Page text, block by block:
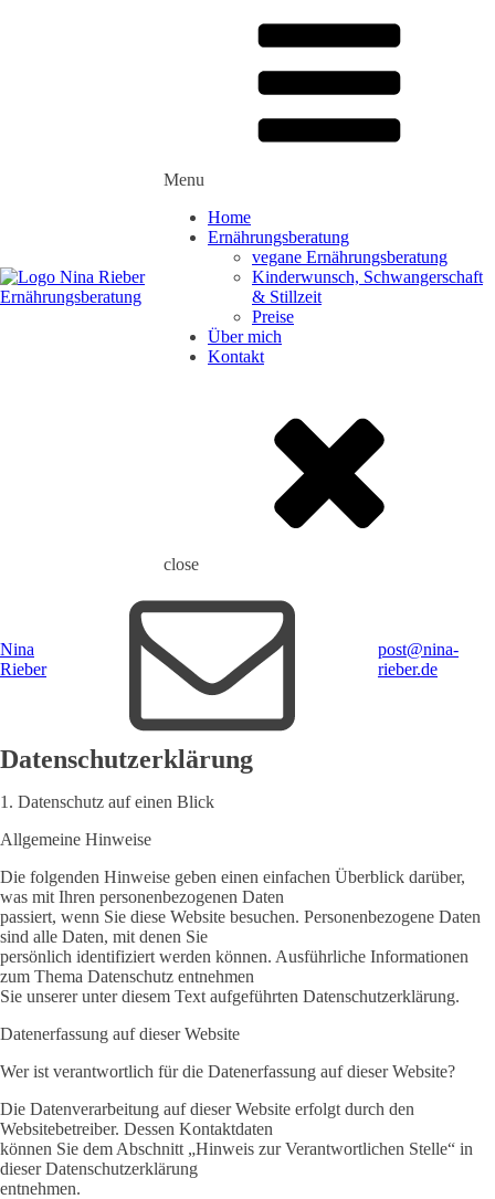
Menu
Home
Ernährungsberatung
vegane Ernährungsberatung
Kinderwunsch, Schwangerschaft
& Stillzeit
Preise
Über mich
Kontakt
close
Nina
Rieber
post@nina-
rieber.de
Datenschutzerklärung
1. Datenschutz auf einen Blick
Allgemeine Hinweise
Die folgenden Hinweise geben einen einfachen Überblick darüber,
was mit Ihren personenbezogenen Daten
passiert, wenn Sie diese Website besuchen. Personenbezogene Daten
sind alle Daten, mit denen Sie
persönlich identifiziert werden können. Ausführliche Informationen
zum Thema Datenschutz entnehmen
Sie unserer unter diesem Text aufgeführten Datenschutzerklärung.
Datenerfassung auf dieser Website
Wer ist verantwortlich für die Datenerfassung auf dieser Website?
Die Datenverarbeitung auf dieser Website erfolgt durch den
Websitebetreiber. Dessen Kontaktdaten
können Sie dem Abschnitt „Hinweis zur Verantwortlichen Stelle“ in
dieser Datenschutzerklärung
entnehmen.